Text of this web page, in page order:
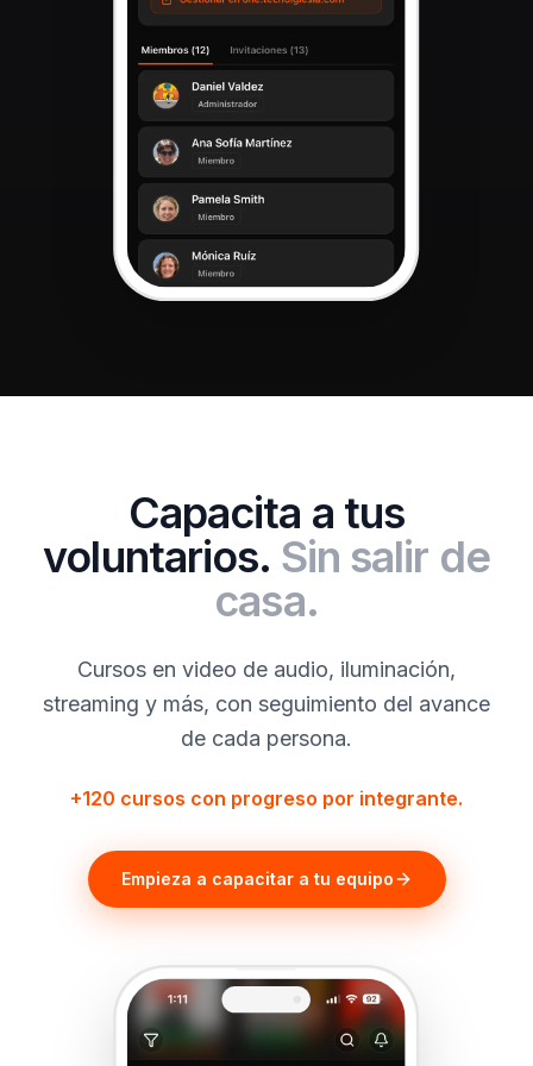
Capacita a tus
voluntarios. Sin salir de
casa.
Cursos en video de audio, iluminación,
streaming y más, con seguimiento del avance
de cada persona.
+120 cursos con progreso por integrante.
Empieza a capacitar a tu equipo